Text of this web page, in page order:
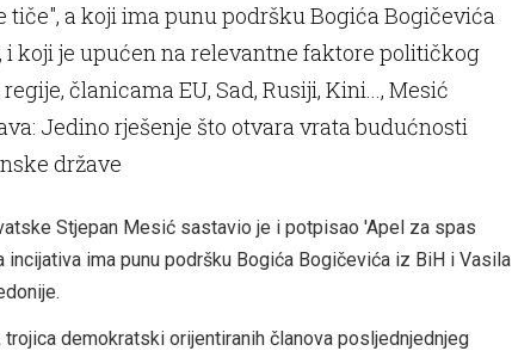
tiče", a koji ima punu podršku Bogića Bogičevića
koji je upućen na relevantne faktore političkog
članicama EU, Sad, Rusiji, Kini..., Mesić
Jedino rješenje što otvara vrata budućnosti
države
Stjepan Mesić sastavio je i potpisao 'Apel za spas
incijativa ima punu podršku Bogića Bogičevića iz BiH i Vasila
demokratski orijentiranih članova posljednjednjeg